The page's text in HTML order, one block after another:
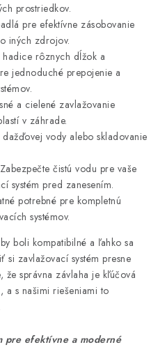
prostriedkov.
pre efektívne zásobovanie
iných zdrojov.
hadice rôznych dĺžok a
jednoduché prepojenie a
a cielené zavlažovanie
v záhrade.
vody alebo skladovanie
čistú vodu pre vaše
systém pred zanesením.
potrebné pre kompletnú
systémov.
boli kompatibilné a ľahko sa
zavlažovací systém presne
správna závlaha je kľúčová
a s našimi riešeniami to
pre efektívne a moderné